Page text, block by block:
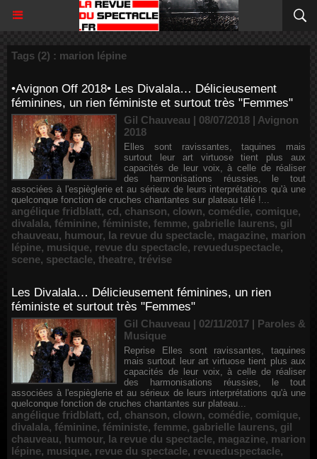
Tags (2) : marion lépine
•Avignon Off 2018• Les Divalala… Délicieusement
féminines, un rien féministe et surtout très "Femmes"
Gil Chauveau | 08/07/2018 | Avignon
2018
Elles sont ravissantes, taquines mais
surtout leur art virtuose tient plus aux
capacités de leur voix, à celle de réaliser
des harmonisations réussies, le tout
associées à l'espièglerie et au sérieux de leurs interprétations qu'à une
quelconque fonction de cruches chantantes sur plateau télé !...
angélique fridblatt, cd, chanson, clown, comédie, comique,
divalala, féminine, féministe, femme, gabrielle laurens, gil
chauveau, humour, la revue du spectacle, magazine, marion
lépine, musique, revue du spectacle, revueduspectacle,
scene, spectacle, theatre, trévise
Les Divalala… Délicieusement féminines, un rien
féministe et surtout très "Femmes"
Gil Chauveau | 02/11/2017 | Paroles &
Musique
Reprise Elles sont ravissantes, taquines
mais surtout leur art virtuose tient plus aux
capacités de leur voix, à celle de réaliser
des harmonisations réussies, le tout
associées à l'espièglerie et au sérieux de leurs interprétations qu'à une
quelconque fonction de cruches chantantes sur plateau...
angélique fridblatt, cd, chanson, clown, comédie, comique,
divalala, féminine, féministe, femme, gabrielle laurens, gil
chauveau, humour, la revue du spectacle, magazine, marion
lépine, musique, revue du spectacle, revueduspectacle,